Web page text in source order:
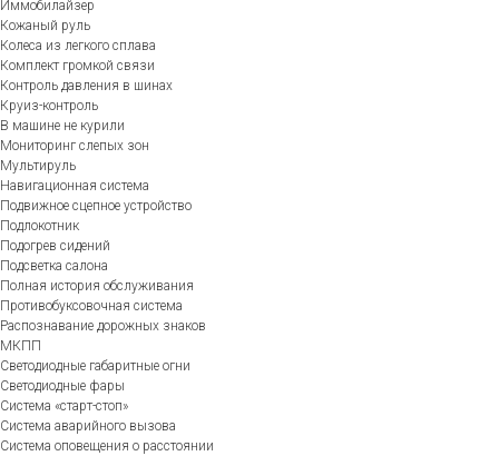
Иммобилайзер
Кожаный руль
Колеса из легкого сплава
Комплект громкой связи
Контроль давления в шинах
Круиз-контроль
В машине не курили
Мониторинг слепых зон
Мультируль
Навигационная система
Подвижное сцепное устройство
Подлокотник
Подогрев сидений
Подсветка салона
Полная история обслуживания
Противобуксовочная система
Распознавание дорожных знаков
МКПП
Светодиодные габаритные огни
Светодиодные фары
Система «старт-стоп»
Система аварийного вызова
Система оповещения о расстоянии